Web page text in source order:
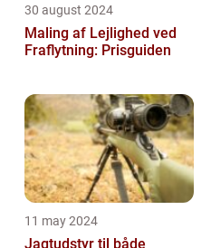
30 august 2024
Maling af Lejlighed ved
Fraflytning: Prisguiden
11 may 2024
Jagtudstyr til både